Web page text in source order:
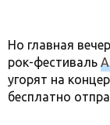
Но главная
рок-фестиваль
угорят на
бесплатно